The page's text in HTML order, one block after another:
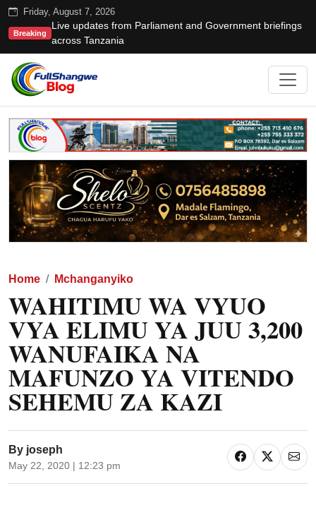
Friday, August 7, 2026
Breaking
Live updates from Parliament and Government briefings
across Tanzania
Home Mchanganyiko
WAHITIMU WA VYUO
VYA ELIMU YA JUU 3,200
WANUFAIKA NA
MAFUNZO YA VITENDO
SEHEMU ZA KAZI
By joseph
May 22, 2020 | 12:23 pm